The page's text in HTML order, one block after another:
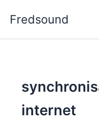
Fredsound
internet